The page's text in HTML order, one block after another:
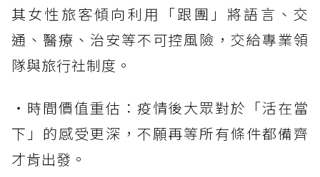
其女性旅客傾向利用「跟團」將語言、交
通、醫療、治安等不可控風險，交給專業領
隊與旅行社制度。
・時間價值重估：疫情後大眾對於「活在當
下」的感受更深，不願再等所有條件都備齊
才肯出發。